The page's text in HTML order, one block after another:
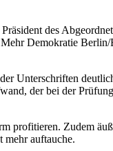
des
Demokratie Berlin/
Unterschriften
der bei der
profitieren. Zudem
auftauche.